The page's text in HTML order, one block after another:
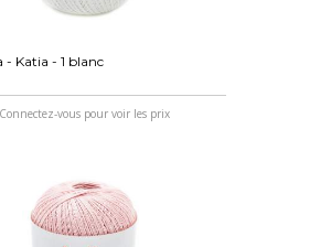
- Katia - 1 blanc
Connectez-vous pour voir les prix